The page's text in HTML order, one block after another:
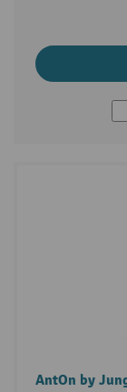
AntOn by